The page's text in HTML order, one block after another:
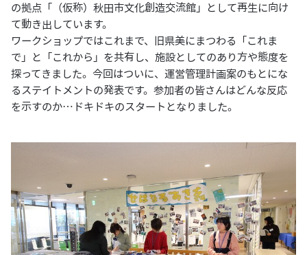
の拠点「（仮称）秋田市文化創造交流館」として再生に向け
て動き出しています。
ワークショップではこれまで、旧県美にまつわる「これま
で」と「これから」を共有し、施設としてのあり方や態度を
探ってきました。今回はついに、運営管理計画案のもとにな
るステイトメントの発表です。参加者の皆さんはどんな反応
を示すのか…ドキドキのスタートとなりました。